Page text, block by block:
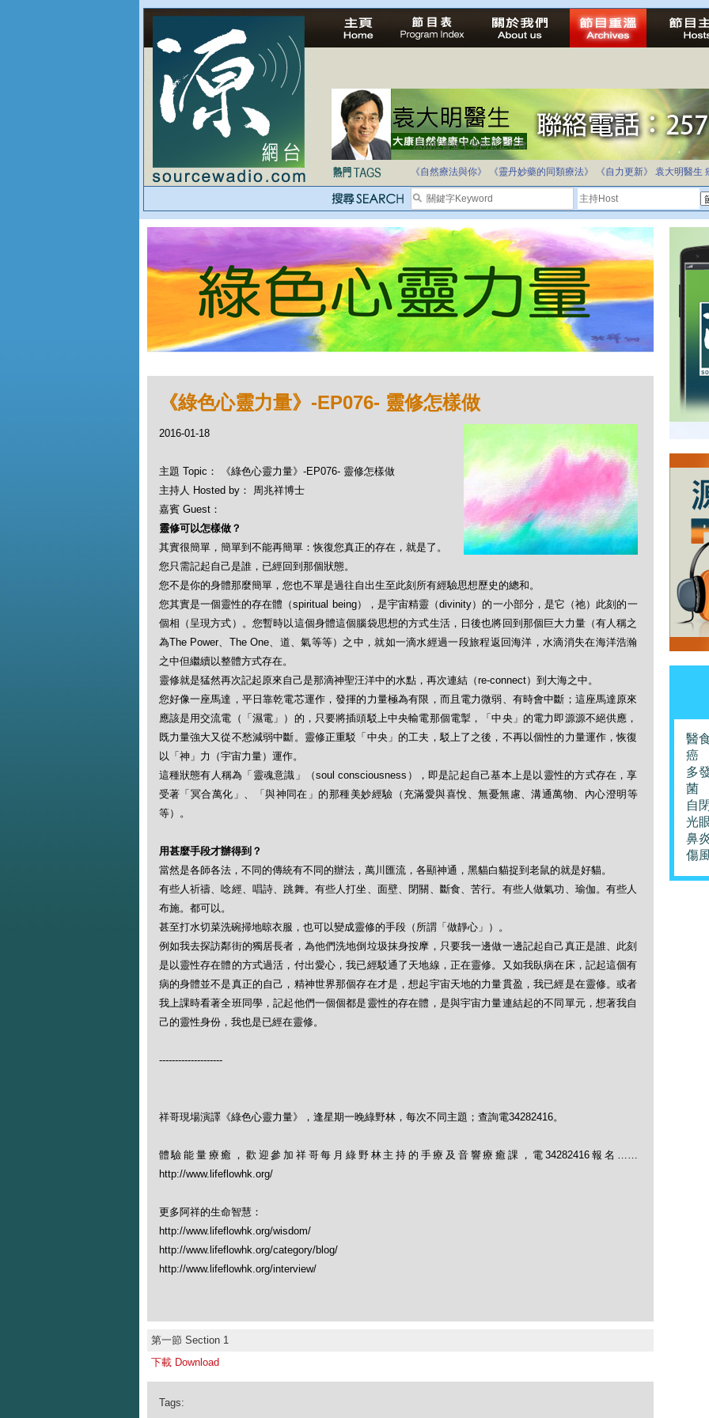
法治社會並不等同公正社會
自家教育合法化-推動多元化教育，全民學卷制
《自然療法與你》
《靈丹妙藥的同類療法》 《自力更新》 袁大明醫生
《綠色心靈力量》-EP076- 靈修怎樣做
2016-01-18
主題 Topic： 《綠色心靈力量》-EP076- 靈修怎樣做
主持人 Hosted by： 周兆祥博士
嘉賓 Guest：
靈修可以怎樣做？
其實很簡單，簡單到不能再簡單：恢復您真正的存在，就是了。
您只需記起自己是誰，已經回到那個狀態。
您不是你的身體那麼簡單，您也不單是過往自出生至此刻所有經驗思想歷史的總和。
您其實是一個靈性的存在體（spiritual being），是宇宙精靈（divinity）的一小部分，是它（祂）此刻的一
個相（呈現方式）。您暫時以這個身體這個腦袋思想的方式生活，日後也將回到那個巨大力量（有人稱之
為The Power、The One、道、氣等等）之中，就如一滴水經過一段旅程返回海洋，水滴消失在海洋浩瀚
之中但繼續以整體方式存在。
靈修就是猛然再次記起原來自己是那滴神聖汪洋中的水點，再次連結（re-connect）到大海之中。
您好像一座馬達，平日靠乾電芯運作，發揮的力量極為有限，而且電力微弱、有時會中斷；這座馬達原來
應該是用交流電（「濕電」）的，只要將插頭駁上中央輸電那個電掣，「中央」的電力即源源不絕供應，
既力量強大又從不愁減弱中斷。靈修正重駁「中央」的工夫，駁上了之後，不再以個性的力量運作，恢復
以「神」力（宇宙力量）運作。
這種狀態有人稱為「靈魂意識」（soul consciousness），即是記起自己基本上是以靈性的方式存在，享
受著「冥合萬化」、「與神同在」的那種美妙經驗（充滿愛與喜悅、無憂無慮、溝通萬物、內心澄明等
等）。
用甚麼手段才辦得到？
當然是各師各法，不同的傳統有不同的辦法，萬川匯流，各顯神通，黑貓白貓捉到老鼠的就是好貓。
有些人祈禱、唸經、唱詩、跳舞。有些人打坐、面壁、閉關、斷食、苦行。有些人做氣功、瑜伽。有些人
布施。都可以。
甚至打水切菜洗碗掃地晾衣服，也可以變成靈修的手段（所謂「做靜心」）。
例如我去探訪鄰街的獨居長者，為他們洗地倒垃圾抹身按摩，只要我一邊做一邊記起自己真正是誰、此刻
是以靈性存在體的方式過活，付出愛心，我已經駁通了天地線，正在靈修。又如我臥病在床，記起這個有
病的身體並不是真正的自己，精神世界那個存在才是，想起宇宙天地的力量貫盈，我已經是在靈修。或者
我上課時看著全班同學，記起他們一個個都是靈性的存在體，是與宇宙力量連結起的不同單元，想著我自
己的靈性身份，我也是已經在靈修。
--------------------
祥哥現場演譯《綠色心靈力量》，逢星期一晚綠野林，每次不同主題；查詢電34282416。
體驗能量療癒，歡迎參加祥哥每月綠野林主持的手療及音響療癒課，電34282416報名……
http://www.lifeflowhk.org/
更多阿祥的生命智慧：
http://www.lifeflowhk.org/wisdom/
http://www.lifeflowhk.org/category/blog/
http://www.lifeflowhk.org/interview/
第一節 Section 1
下載 Download
Tags:
醫
癌
多
菌
自
光
鼻
傷